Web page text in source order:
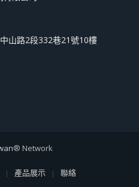
山路2段332巷21號10樓
® Network
產品展示 聯絡